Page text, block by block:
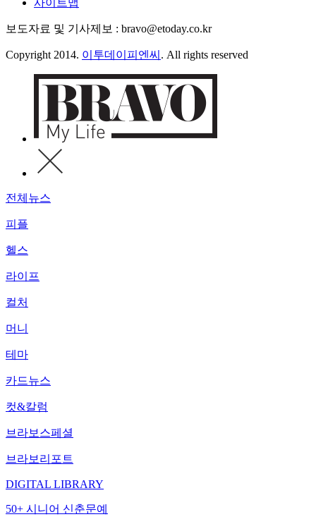
사이트맵
보도자료 및 기사제보 : bravo@etoday.co.kr
Copyright 2014. 이투데이피엔씨 . All rights reserved
전체뉴스
피플
헬스
라이프
컬처
머니
테마
카드뉴스
컷&칼럼
브라보스페셜
브라보리포트
DIGITAL LIBRARY
50+ 시니어 신춘문예